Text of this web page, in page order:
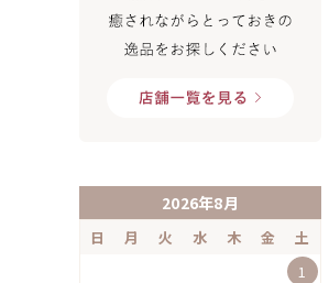
2026年8月
日 月 火 水 木 金
土
1